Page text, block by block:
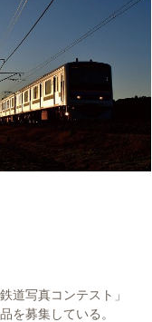
道写真コンテスト」
を募集している。